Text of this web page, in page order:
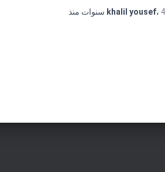
khalil yousef،4 سنوات منذ